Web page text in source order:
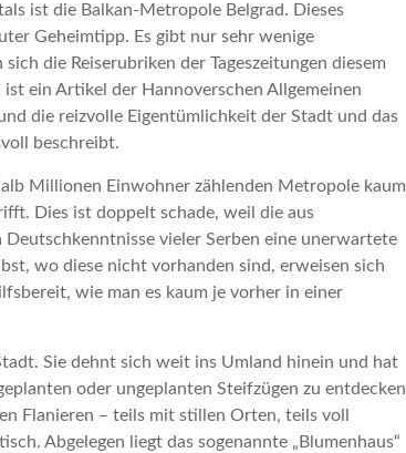
ist die Balkan-Metropole Belgrad. Dieses
Geheimtipp. Es gibt nur sehr wenige
die Reiserubriken der Tageszeitungen diesem
ist ein Artikel der Hannoverschen Allgemeinen
die reizvolle Eigentümlichkeit der Stadt und das
beschreibt.
Millionen Einwohner zählenden Metropole kaum
Dies ist doppelt schade, weil die aus
vieler Serben eine unerwartete
wo diese nicht vorhanden sind, erweisen sich
wie man es kaum je vorher in einer
Sie dehnt sich weit ins Umland hinein und hat
oder ungeplanten Steifzügen zu entdecken
Flanieren – teils mit stillen Orten, teils voll
Abgelegen liegt das sogenannte „Blumenhaus“